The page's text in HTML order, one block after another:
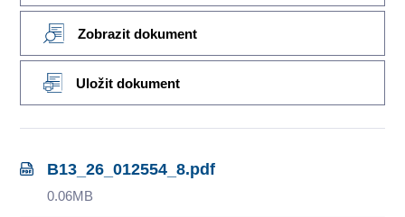
Zobrazit dokument
Uložit dokument
B13_26_012554_8.pdf
0.06MB